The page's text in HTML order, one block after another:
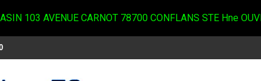
103 AVENUE CARNOT 78700 CONFLANS STE Hne